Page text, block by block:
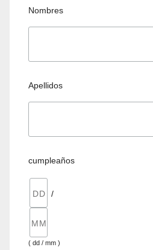
Nombres
Apellidos
cumpleaños
/
( dd / mm )